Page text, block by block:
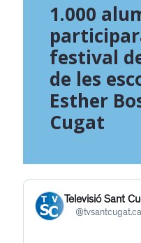
1.000
festival
de les
Esther
Cugat
Televisió Sant
@